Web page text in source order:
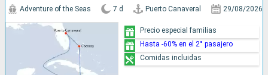
Adventure of the Seas 7 d Puerto Canaveral 29/08/2026
Precio especial familias
Hasta -60% en el 2° pasajero
Comidas incluidas